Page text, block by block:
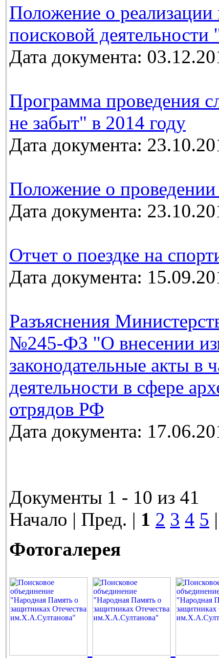
Положение о реализации
поисковой
Дата документа:
Программа проведения
не забыт" в 2014 году
Дата документа:
Положение о
Дата документа:
Отчет о поездке на
Дата документа:
Разъяснения
№245-ФЗ "О внесении
законодательные акты в
деятельности в сфере
отрядов РФ
Дата документа:
Документы 1 - 10 из 41
Начало | Пред. | 1 2 3 4 5
Фотогалерея